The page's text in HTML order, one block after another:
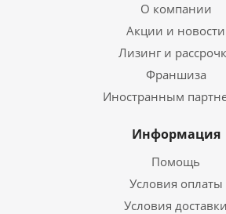
О компании
Акции и новости
Лизинг и
Франшиза
Иностранным
Информация
Помощь
Условия оплаты
Условия доставки